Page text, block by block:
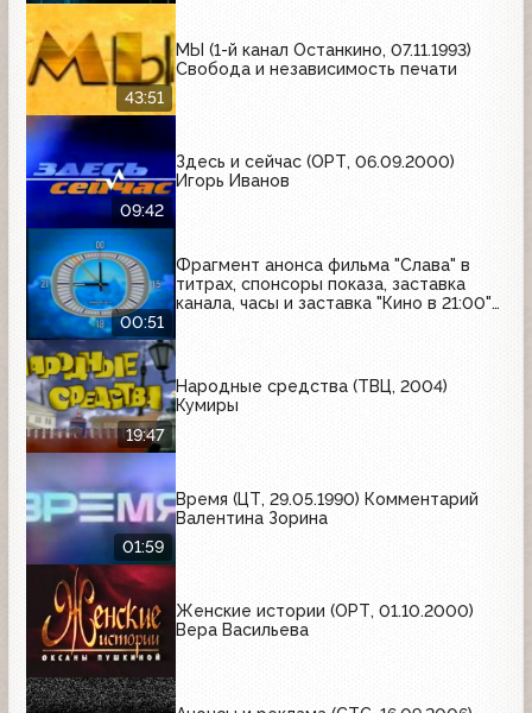
43:51
МЫ (1-й канал Останкино, 07.11.1993)
Свобода и независимость печати
09:42
Здесь и сейчас (ОРТ, 06.09.2000)
Игорь Иванов
00:51
Фрагмент анонса фильма "Слава" в
титрах, спонсоры показа, заставка
канала, часы и заставка "Кино в 21:00"
19:47
Народные средства (ТВЦ, 2004)
Кумиры
01:59
Время (ЦТ, 29.05.1990) Комментарий
Валентина Зорина
Женские истории (ОРТ, 01.10.2000)
Вера Васильева